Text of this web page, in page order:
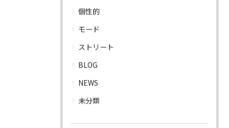
個性的
モード
ストリート
BLOG
NEWS
未分類